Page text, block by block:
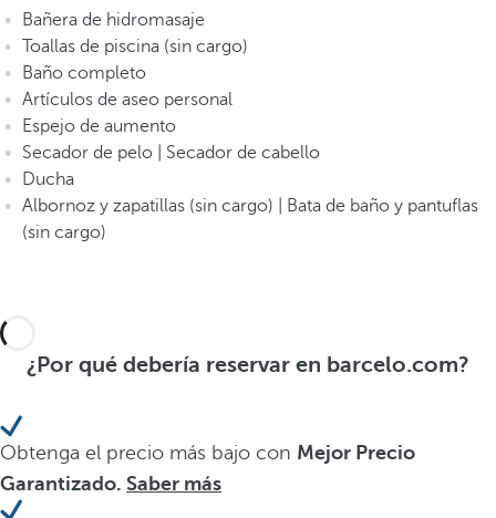
Bañera de hidromasaje
Toallas de piscina (sin cargo)
Baño completo
Artículos de aseo personal
Espejo de aumento
Secador de pelo | Secador de cabello
Ducha
Albornoz y zapatillas (sin cargo) | Bata de baño y pantuflas
(sin cargo)
¿Por qué debería reservar en barcelo.com?
Obtenga el precio más bajo con Mejor Precio
Garantizado. Saber más